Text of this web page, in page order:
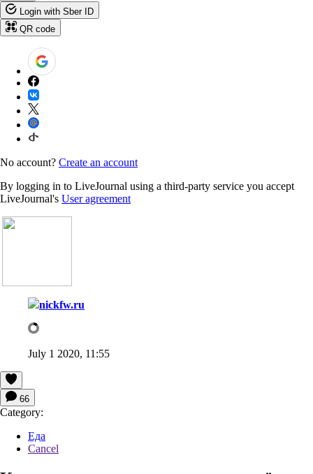
Login with Sber ID
QR code
No account? Create an account
By logging in to LiveJournal using a third-party service you accept
LiveJournal's User agreement
nickfw.ru
July 1 2020, 11:55
66
Category:
Еда
Cancel